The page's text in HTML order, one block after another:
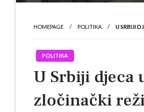
HOMEPAGE POLITIKA U SRBIJI
POLITIKA
U Srbiji djeca
zločinački